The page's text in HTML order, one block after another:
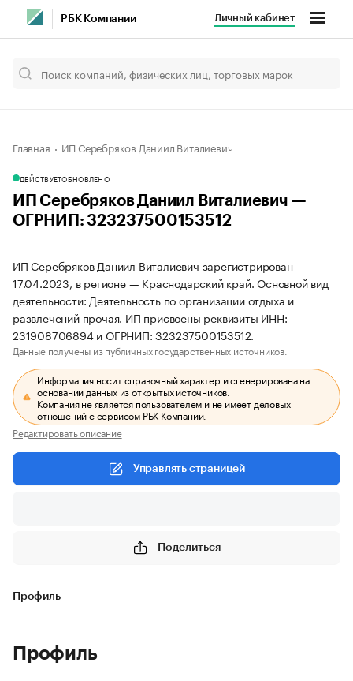
РБК Компании Личный кабинет
Главная ИП Серебряков Даниил Виталиевич
ДЕЙСТВУЕТОБНОВЛЕНО
ИП Серебряков Даниил Виталиевич —
ОГРНИП: 323237500153512
ИП Серебряков Даниил Виталиевич зарегистрирован
17.04.2023, в регионе — Краснодарский край. Основной вид
деятельности: Деятельность по организации отдыха и
развлечений прочая. ИП присвоены реквизиты ИНН:
231908706894 и ОГРНИП: 323237500153512.
Данные получены из публичных государственных источников.
Информация носит справочный характер и сгенерирована на
основании данных из открытых источников.
Компания не является пользователем и не имеет деловых
отношений с сервисом РБК Компании.
Редактировать описание
Управлять страницей
Поделиться
Профиль
Профиль